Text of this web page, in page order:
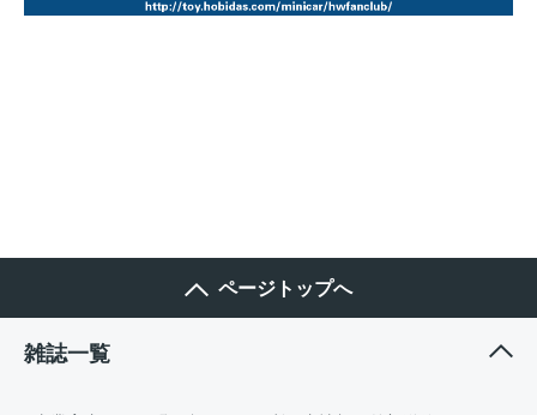
ページトップへ
雑誌一覧